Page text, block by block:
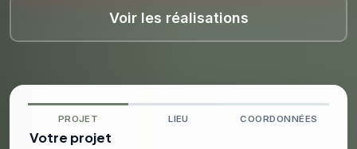
Voir les réalisations
PROJET LIEU COORDONNÉES
Votre projet